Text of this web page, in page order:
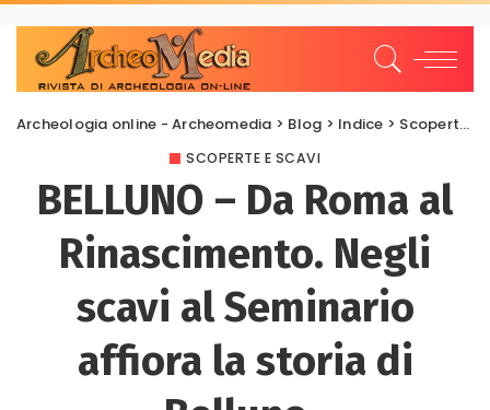
Archeologia online - Archeomedia > Blog > Indice > Scoperte e scavi
SCOPERTE E SCAVI
BELLUNO – Da Roma al
Rinascimento. Negli
scavi al Seminario
affiora la storia di